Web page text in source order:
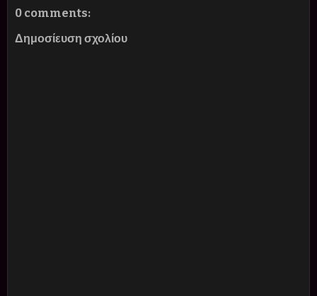
0 comments:
Δημοσίευση σχολίου